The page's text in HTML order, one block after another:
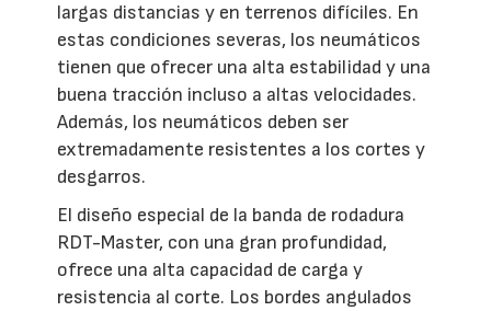
largas distancias y en terrenos difíciles. En
estas condiciones severas, los neumáticos
tienen que ofrecer una alta estabilidad y una
buena tracción incluso a altas velocidades.
Además, los neumáticos deben ser
extremadamente resistentes a los cortes y
desgarros.
El diseño especial de la banda de rodadura
RDT-Master, con una gran profundidad,
ofrece una alta capacidad de carga y
resistencia al corte. Los bordes angulados